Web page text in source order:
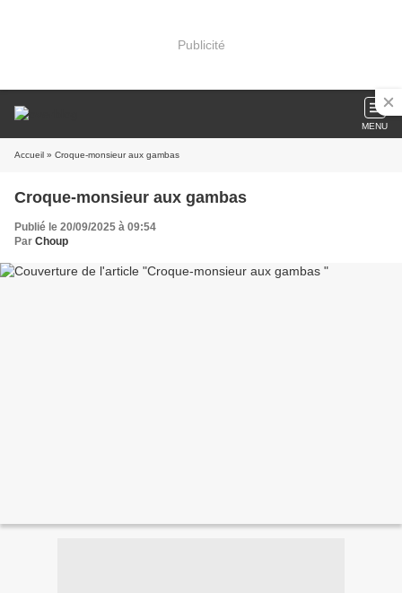
Publicité
MENU
Accueil » Croque-monsieur aux gambas
Croque-monsieur aux gambas
Publié le 20/09/2025 à 09:54
Par Choup